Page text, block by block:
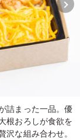
詰まった一品。優
根おろしが食欲を
沢な組み合わせ。